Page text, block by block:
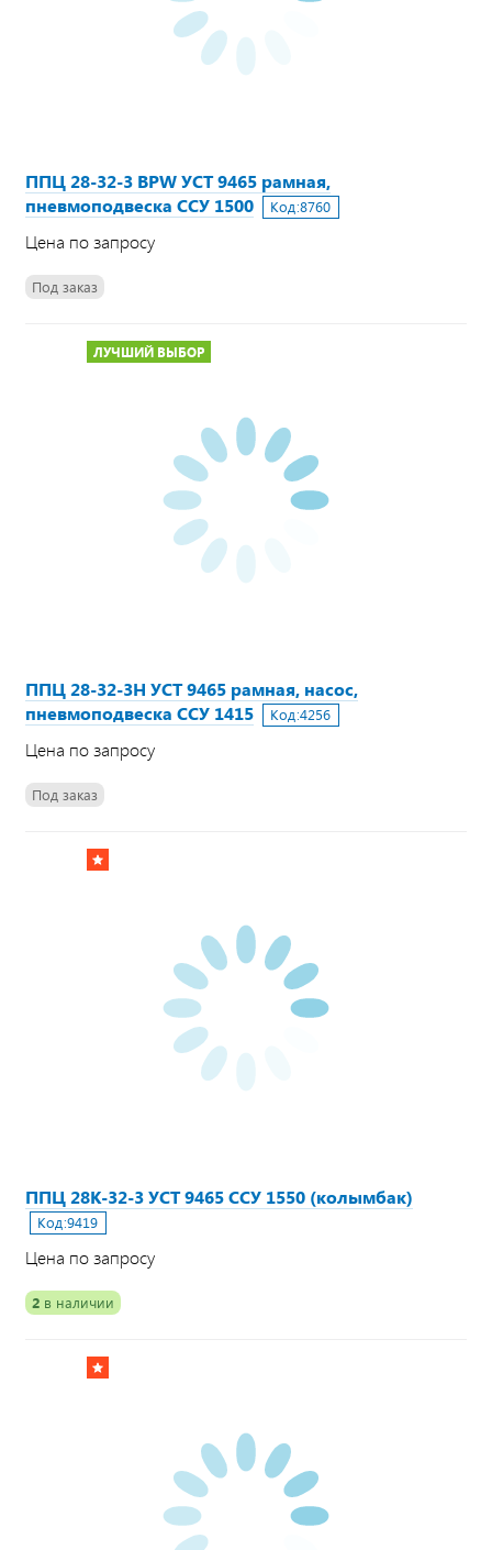
ППЦ 28-32-3 BPW УСТ 9465 рамная,
пневмоподвеска ССУ 1500
Код:8760
Цена по запросу
Под заказ
ЛУЧШИЙ ВЫБОР
ППЦ 28-32-3Н УСТ 9465 рамная, насос,
пневмоподвеска CCУ 1415
Код:4256
Цена по запросу
Под заказ
ППЦ 28К-32-3 УСТ 9465 ССУ 1550 (колымбак)
Код:9419
Цена по запросу
2 в наличии